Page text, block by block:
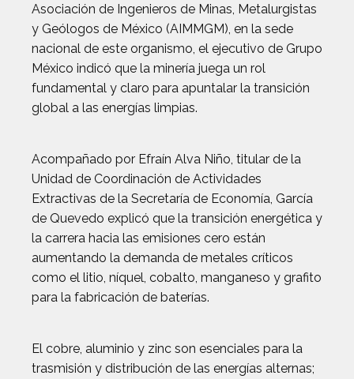
Asociación de Ingenieros de Minas, Metalurgistas
y Geólogos de México (AIMMGM), en la sede
nacional de este organismo, el ejecutivo de Grupo
México indicó que la minería juega un rol
fundamental y claro para apuntalar la transición
global a las energías limpias.
Acompañado por Efraín Alva Niño, titular de la
Unidad de Coordinación de Actividades
Extractivas de la Secretaría de Economía, García
de Quevedo explicó que la transición energética y
la carrera hacia las emisiones cero están
aumentando la demanda de metales críticos
como el litio, níquel, cobalto, manganeso y grafito
para la fabricación de baterías.
El cobre, aluminio y zinc son esenciales para la
trasmisión y distribución de las energías alternas;